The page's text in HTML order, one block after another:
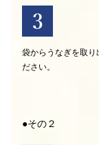
袋からうなぎを取り
ださい。
●その２